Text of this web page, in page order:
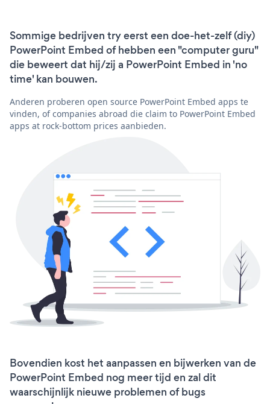
Sommige bedrijven try eerst een doe-het-zelf (diy)
PowerPoint Embed of hebben een "computer guru"
die beweert dat hij/zij a PowerPoint Embed in 'no
time' kan bouwen.
Anderen proberen open source PowerPoint Embed apps te
vinden, of companies abroad die claim to PowerPoint Embed
apps at rock-bottom prices aanbieden.
Bovendien kost het aanpassen en bijwerken van de
PowerPoint Embed nog meer tijd en zal dit
waarschijnlijk nieuwe problemen of bugs